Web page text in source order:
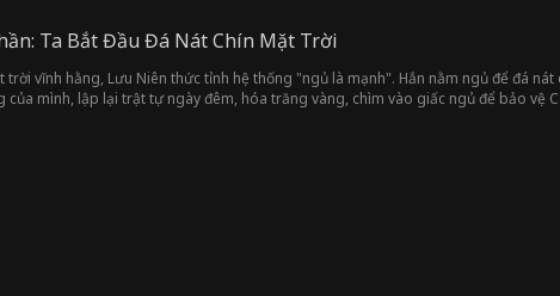
Ta Bắt Đầu Đá Nát Chín Mặt Trời
trời vĩnh hằng, Lưu Niên thức tỉnh hệ thống "ngủ là mạnh". Hắn nằm ngủ để đá
mình, lập lại trật tự ngày đêm, hóa trăng vàng, chìm vào giấc ngủ để bảo vệ